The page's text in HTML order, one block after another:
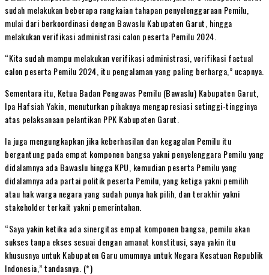
sudah melakukan beberapa rangkaian tahapan penyelenggaraan Pemilu,
mulai dari berkoordinasi dengan Bawaslu Kabupaten Garut, hingga
melakukan verifikasi administrasi calon peserta Pemilu 2024.
“Kita sudah mampu melakukan verifikasi administrasi, verifikasi factual
calon peserta Pemilu 2024, itu pengalaman yang paling berharga,” ucapnya.
Sementara itu, Ketua Badan Pengawas Pemilu (Bawaslu) Kabupaten Garut,
Ipa Hafsiah Yakin, menuturkan pihaknya mengapresiasi setinggi-tingginya
atas pelaksanaan pelantikan PPK Kabupaten Garut.
Ia juga mengungkapkan jika keberhasilan dan kegagalan Pemilu itu
bergantung pada empat komponen bangsa yakni penyelenggara Pemilu yang
didalamnya ada Bawaslu hingga KPU, kemudian peserta Pemilu yang
didalamnya ada partai politik peserta Pemilu, yang ketiga yakni pemilih
atau hak warga negara yang sudah punya hak pilih, dan terakhir yakni
stakeholder terkait yakni pemerintahan.
“Saya yakin ketika ada sinergitas empat komponen bangsa, pemilu akan
sukses tanpa ekses sesuai dengan amanat konstitusi, saya yakin itu
khususnya untuk Kabupaten Garu umumnya untuk Negara Kesatuan Republik
Indonesia,” tandasnya. (*)